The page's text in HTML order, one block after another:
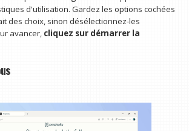
d'utilisation. Gardez les options cochées
des choix, sinon désélectionnez-les
avancer, cliquez sur démarrer la